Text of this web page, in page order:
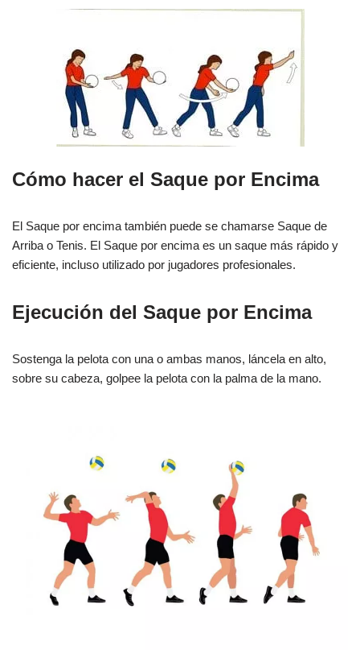
Cómo hacer el Saque por Encima
El Saque por encima también puede se chamarse Saque de
Arriba o Tenis. El Saque por encima es un saque más rápido y
eficiente, incluso utilizado por jugadores profesionales.
Ejecución del Saque por Encima
Sostenga la pelota con una o ambas manos, láncela en alto,
sobre su cabeza, golpee la pelota con la palma de la mano.